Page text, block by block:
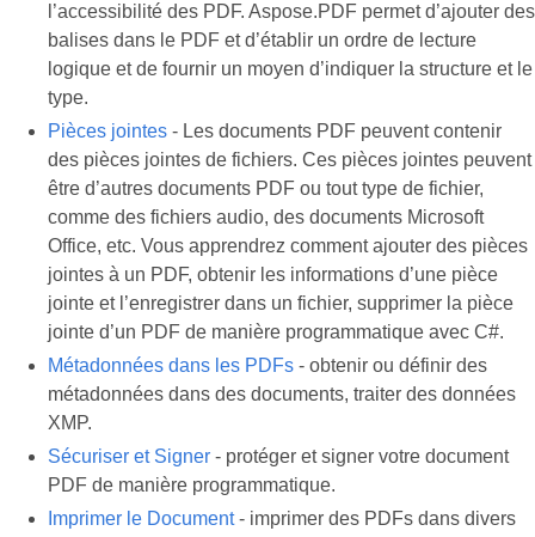
l’accessibilité des PDF. Aspose.PDF permet d’ajouter des
balises dans le PDF et d’établir un ordre de lecture
logique et de fournir un moyen d’indiquer la structure et le
type.
Pièces jointes - Les documents PDF peuvent contenir
des pièces jointes de fichiers. Ces pièces jointes peuvent
être d’autres documents PDF ou tout type de fichier,
comme des fichiers audio, des documents Microsoft
Office, etc. Vous apprendrez comment ajouter des pièces
jointes à un PDF, obtenir les informations d’une pièce
jointe et l’enregistrer dans un fichier, supprimer la pièce
jointe d’un PDF de manière programmatique avec C#.
Métadonnées dans les PDFs - obtenir ou définir des
métadonnées dans des documents, traiter des données
XMP.
Sécuriser et Signer - protéger et signer votre document
PDF de manière programmatique.
Imprimer le Document- imprimer des PDFs dans divers